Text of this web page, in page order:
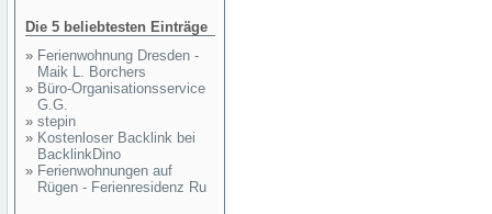
Die 5 beliebtesten Einträge
» Ferienwohnung Dresden -
Maik L. Borchers
» Büro-Organisationsservice
G.G.
» stepin
» Kostenloser Backlink bei
BacklinkDino
» Ferienwohnungen auf
Rügen - Ferienresidenz Ru